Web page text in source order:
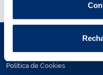
Política de Cookies